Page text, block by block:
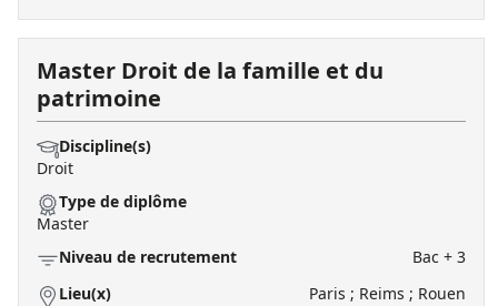
Master Droit de la famille et du
patrimoine
Discipline(s)
Droit
Type de diplôme
Master
Niveau de recrutement
Bac + 3
Lieu(x)
Paris ; Reims ; Rouen